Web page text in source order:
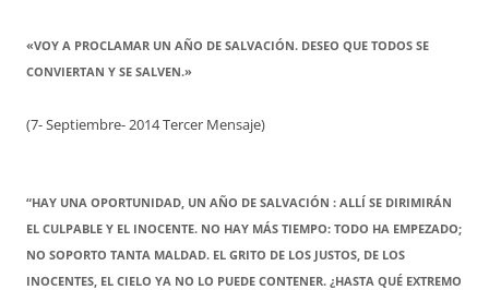
«VOY A PROCLAMAR UN AÑO DE SALVACIÓN. DESEO QUE TODOS SE
CONVIERTAN Y SE SALVEN.»
(7- Septiembre- 2014 Tercer Mensaje)
“HAY UNA OPORTUNIDAD, UN AÑO DE SALVACIÓN : ALLÍ SE DIRIMIRÁN
EL CULPABLE Y EL INOCENTE. NO HAY MÁS TIEMPO: TODO HA EMPEZADO;
NO SOPORTO TANTA MALDAD. EL GRITO DE LOS JUSTOS, DE LOS
INOCENTES, EL CIELO YA NO LO PUEDE CONTENER. ¿HASTA QUÉ EXTREMO